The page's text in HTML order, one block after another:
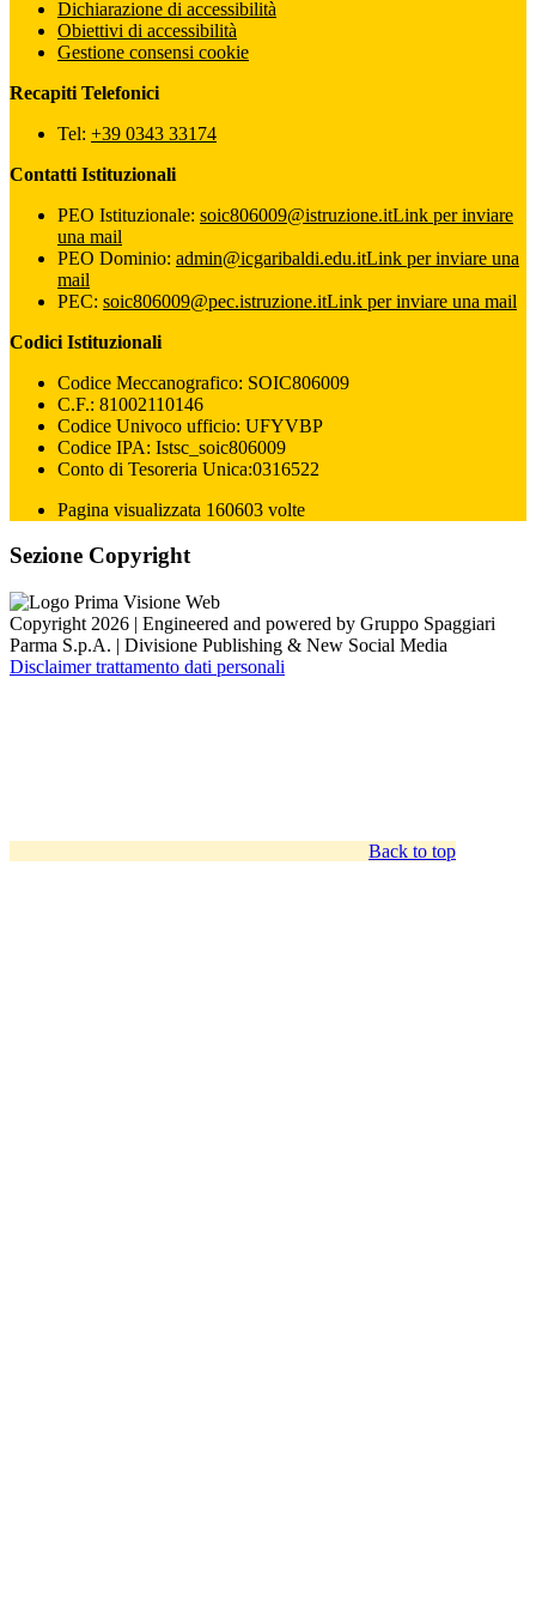
Dichiarazione di accessibilità
Obiettivi di accessibilità
Gestione consensi cookie
Recapiti Telefonici
Tel: +39 0343 33174
Contatti Istituzionali
PEO Istituzionale: soic806009@istruzione.itLink per inviare
una mail
PEO Dominio: admin@icgaribaldi.edu.itLink per inviare una
mail
PEC: soic806009@pec.istruzione.itLink per inviare una mail
Codici Istituzionali
Codice Meccanografico: SOIC806009
C.F.: 81002110146
Codice Univoco ufficio: UFYVBP
Codice IPA: Istsc_soic806009
Conto di Tesoreria Unica:0316522
Pagina visualizzata 160603 volte
Sezione Copyright
Copyright 2026 | Engineered and powered by Gruppo Spaggiari
Parma S.p.A. | Divisione Publishing & New Social Media
Disclaimer trattamento dati personali
Back to top